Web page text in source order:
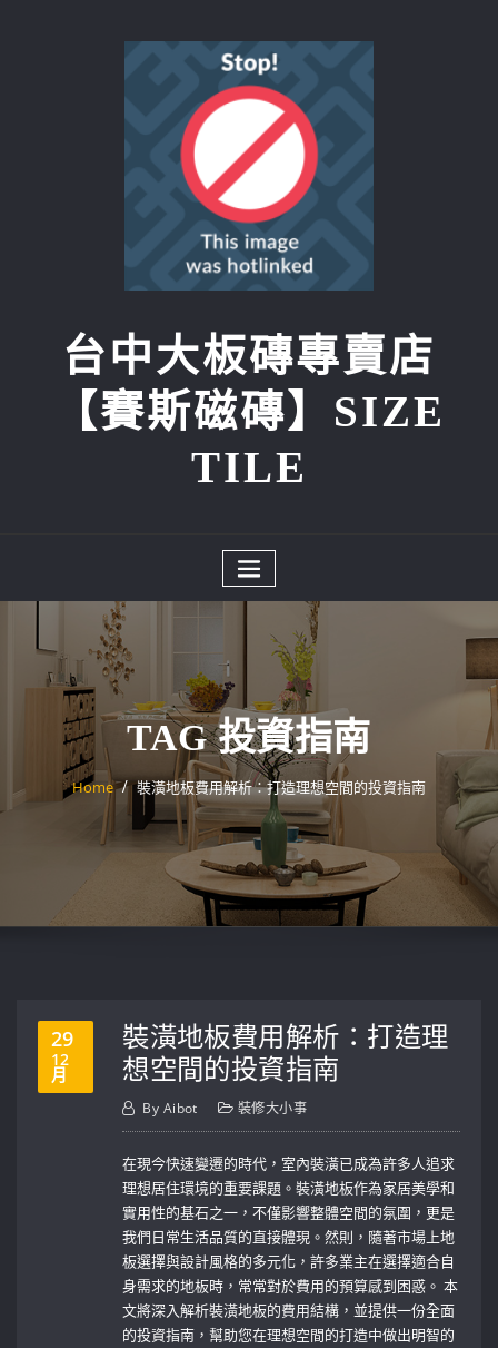
台中大板磚專賣店
【賽斯磁磚】SIZE
TILE
TAG 投資指南
Home 裝潢地板費用解析：打造理想空間的投資指南
29
12
月
裝潢地板費用解析：打造理
想空間的投資指南
By Aibot 裝修大小事
在現今快速變遷的時代，室內裝潢已成為許多人追求
理想居住環境的重要課題。裝潢地板作為家居美學和
實用性的基石之一，不僅影響整體空間的氛圍，更是
我們日常生活品質的直接體現。然則，隨著市場上地
板選擇與設計風格的多元化，許多業主在選擇適合自
身需求的地板時，常常對於費用的預算感到困惑。 本
文將深入解析裝潢地板的費用結構，並提供一份全面
的投資指南，幫助您在理想空間的打造中做出明智的